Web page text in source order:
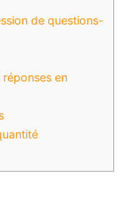
de questions-
en